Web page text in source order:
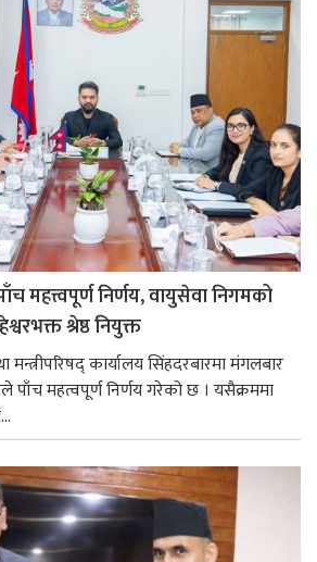
महत्त्वपूर्ण निर्णय, वायुसेवा निगमको
श्रेष्ठ नियुक्त
मन्त्रीपरिषद् कार्यालय सिंहदरबारमा मंगलबार
पाँच महत्वपूर्ण निर्णय गरेको छ । यसैक्रममा